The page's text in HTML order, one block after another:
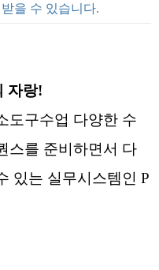
을 수 있습니다.
자랑!
도구수업 다양한 수
스를 준비하면서 다
있는 실무시스템인 P